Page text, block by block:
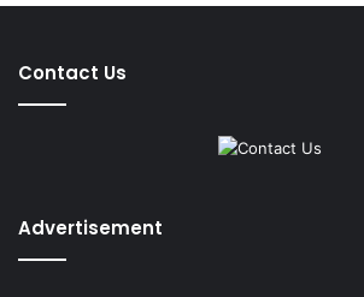
Contact Us
Advertisement